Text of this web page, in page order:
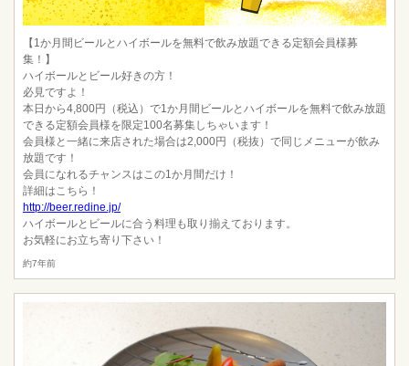
【1か月間ビールとハイボールを無料で飲み放題できる定額会員様募
集！】
ハイボールとビール好きの方！
必見ですよ！
本日から4,800円（税込）で1か月間ビールとハイボールを無料で飲み放題
できる定額会員様を限定100名募集しちゃいます！
会員様と一緒に来店された場合は2,000円（税抜）で同じメニューが飲み
放題です！
会員になれるチャンスはこの1か月間だけ！
詳細はこちら！
http://beer.redine.jp/
ハイボールとビールに合う料理も取り揃えております。
お気軽にお立ち寄り下さい！
約7年前